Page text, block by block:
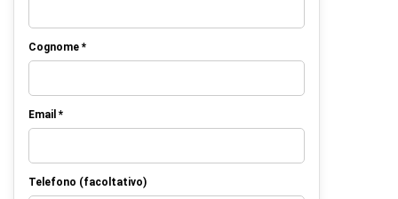
Cognome *
Email *
Telefono (facoltativo)